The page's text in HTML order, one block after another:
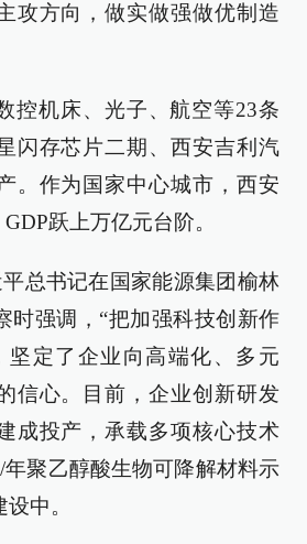
攻方向，做实做强做优制造
控机床、光子、航空等23条
闪存芯片二期、西安吉利汽
。作为国家中心城市，西安
跃上万亿元台阶。
总书记在国家能源集团榆林
时强调，“把加强科技创新作
坚定了企业向高端化、多元
信心。目前，企业创新研发
成投产，承载多项核心技术
聚乙醇酸生物可降解材料示
中。